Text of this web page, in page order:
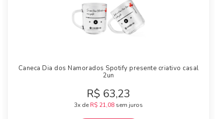
Caneca Dia dos Namorados Spotify presente criativo casal
2un
R$ 63,23
3x de R$ 21,08 sem juros